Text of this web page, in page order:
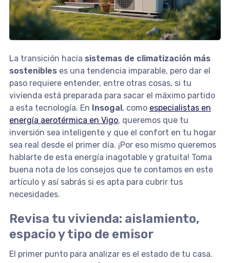
La transición hacia sistemas de climatización más
sostenibleses una tendencia imparable, pero dar el
paso requiere entender, entre otras cosas, si tu
vivienda está preparada para sacar el máximo partido
a esta tecnología. En Insogal , como especialistas en
energía aerotérmica en Vigo, queremos que tu
inversión sea inteligente y que el confort en tu hogar
sea real desde el primer día. ¡Por eso mismo queremos
hablarte de esta energía inagotable y gratuita! Toma
buena nota de los consejos que te contamos en este
artículo y así sabrás si es apta para cubrir tus
necesidades.
Revisa tu vivienda: aislamiento,
espacio y tipo de emisor
El primer punto para analizar es el estado de tu casa.